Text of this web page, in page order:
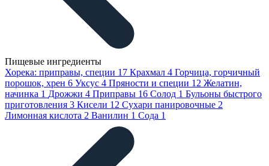
Пищевые ингредиенты
Хорека: приправы, специи 17 Крахмал 4 Горчица, горчичный
порошок, хрен 6 Уксус 4 Пряности и специи 12 Желатин,
начинка 1 Дрожжи 4 Приправы 16 Солод 1 Бульоны быстрого
приготовления 3 Кисели 12 Сухари панировочные 2
Лимонная кислота 2 Ванилин 1 Сода 1